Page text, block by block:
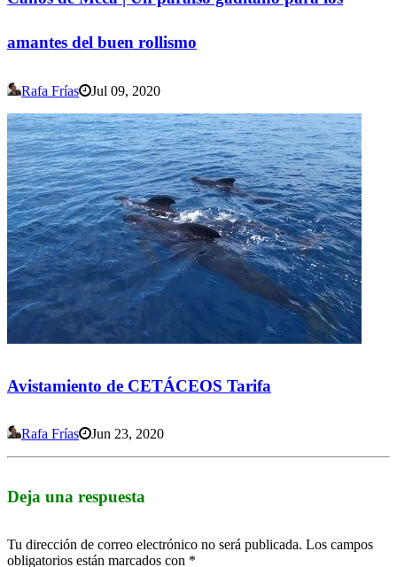
amantes del buen rollismo
Rafa Frías Jul 09, 2020
Avistamiento de CETÁCEOS Tarifa
Rafa Frías Jun 23, 2020
Deja una respuesta
Tu dirección de correo electrónico no será publicada. Los campos
obligatorios están marcados con *